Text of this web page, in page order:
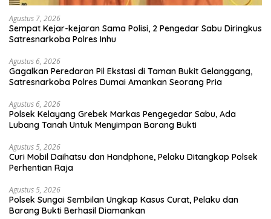
Agustus 7, 2026
Sempat Kejar-kejaran Sama Polisi, 2 Pengedar Sabu Diringkus
Satresnarkoba Polres Inhu
Agustus 6, 2026
Gagalkan Peredaran Pil Ekstasi di Taman Bukit Gelanggang,
Satresnarkoba Polres Dumai Amankan Seorang Pria
Agustus 6, 2026
Polsek Kelayang Grebek Markas Pengegedar Sabu, Ada
Lubang Tanah Untuk Menyimpan Barang Bukti
Agustus 5, 2026
Curi Mobil Daihatsu dan Handphone, Pelaku Ditangkap Polsek
Perhentian Raja
Agustus 5, 2026
Polsek Sungai Sembilan Ungkap Kasus Curat, Pelaku dan
Barang Bukti Berhasil Diamankan